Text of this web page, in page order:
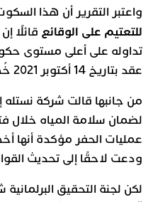
واعتبر التقرير أن هذا
للتعتيم على الوقائع قائلًا
تداوله على أعلى مستوى
عقد بتاريخ 14 أكتوبر 2021 خُصص لملف المياه المعدنية.
من جانبها قالت شركة نستله
لضمان سلامة المياه خلال
ودعت لاحقًا إلى تحديث
لكن لجنة التحقيق